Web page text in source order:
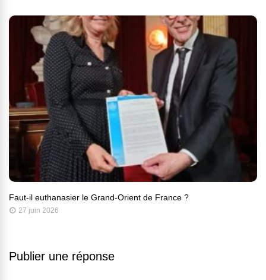
Faut-il euthanasier le Grand-Orient de France ?
27 juin 2026
Publier une réponse